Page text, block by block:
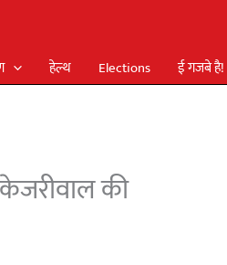
हेल्थ Elections ई गजबे है!
की